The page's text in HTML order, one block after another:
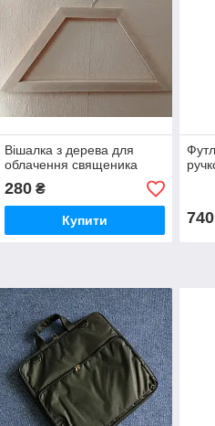
Вішалка з дерева для
облачення священика
280₴
Купити 740